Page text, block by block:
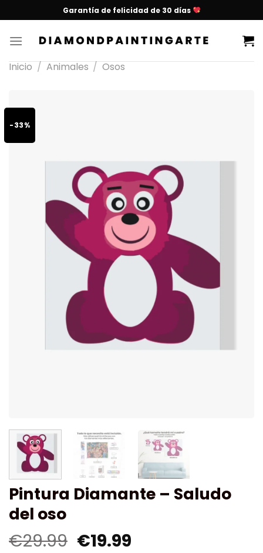
Garantía de felicidad de 30 días
Inicio / Animales / Osos
-33%
Pintura Diamante – Saludo
del oso
€29.99 €19.99